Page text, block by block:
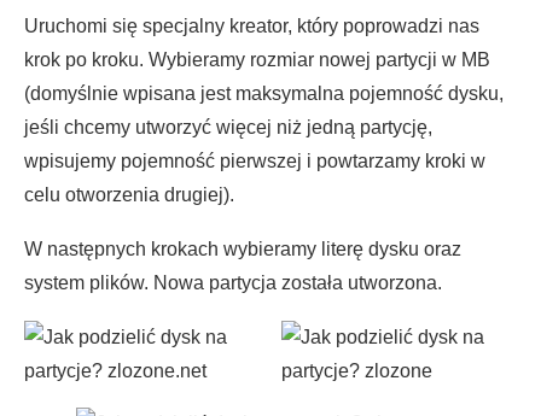
Uruchomi się specjalny kreator, który poprowadzi nas
krok po kroku. Wybieramy rozmiar nowej partycji w MB
(domyślnie wpisana jest maksymalna pojemność dysku,
jeśli chcemy utworzyć więcej niż jedną partycję,
wpisujemy pojemność pierwszej i powtarzamy kroki w
celu otworzenia drugiej).
W następnych krokach wybieramy literę dysku oraz
system plików. Nowa partycja została utworzona.